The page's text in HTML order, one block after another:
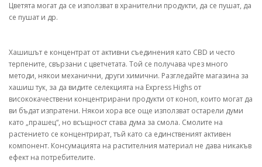
Цветята могат да се използват в хранителни продукти, да се пушат, да
се пушат и др.
Хашишът е концентрат от активни съединения като CBD и често
терпените, свързани с цветчетата. Той се получава чрез много
методи, някои механични, други химични. Разгледайте магазина за
хашиш тук, за да видите селекцията на Express Highs от
висококачествени концентрирани продукти от коноп, които могат да
ви бъдат изпратени. Някои хора все още използват остарели думи
като „прашец“, но всъщност става дума за смола. Смолите на
растението се концентрират, тъй като са единственият активен
компонент. Консумацията на растителния материал не дава никакъв
ефект на потребителите.